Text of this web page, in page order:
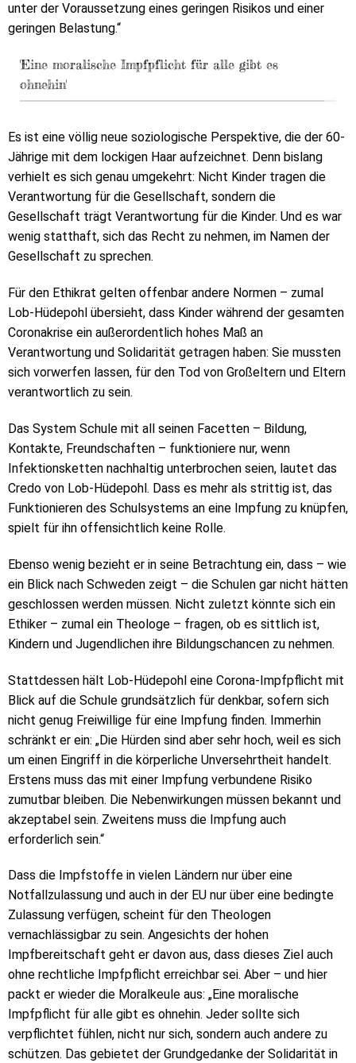
unter der Voraussetzung eines geringen Risikos und einer
geringen Belastung.“
'Eine moralische Impfpflicht für alle gibt es
ohnehin'
Es ist eine völlig neue soziologische Perspektive, die der 60-
Jährige mit dem lockigen Haar aufzeichnet. Denn bislang
verhielt es sich genau umgekehrt: Nicht Kinder tragen die
Verantwortung für die Gesellschaft, sondern die
Gesellschaft trägt Verantwortung für die Kinder. Und es war
wenig statthaft, sich das Recht zu nehmen, im Namen der
Gesellschaft zu sprechen.
Für den Ethikrat gelten offenbar andere Normen – zumal
Lob-Hüdepohl übersieht, dass Kinder während der gesamten
Coronakrise ein außerordentlich hohes Maß an
Verantwortung und Solidarität getragen haben: Sie mussten
sich vorwerfen lassen, für den Tod von Großeltern und Eltern
verantwortlich zu sein.
Das System Schule mit all seinen Facetten – Bildung,
Kontakte, Freundschaften – funktioniere nur, wenn
Infektionsketten nachhaltig unterbrochen seien, lautet das
Credo von Lob-Hüdepohl. Dass es mehr als strittig ist, das
Funktionieren des Schulsystems an eine Impfung zu knüpfen,
spielt für ihn offensichtlich keine Rolle.
Ebenso wenig bezieht er in seine Betrachtung ein, dass – wie
ein Blick nach Schweden zeigt – die Schulen gar nicht hätten
geschlossen werden müssen. Nicht zuletzt könnte sich ein
Ethiker – zumal ein Theologe – fragen, ob es sittlich ist,
Kindern und Jugendlichen ihre Bildungschancen zu nehmen.
Stattdessen hält Lob-Hüdepohl eine Corona-Impfpflicht mit
Blick auf die Schule grundsätzlich für denkbar, sofern sich
nicht genug Freiwillige für eine Impfung finden. Immerhin
schränkt er ein: „Die Hürden sind aber sehr hoch, weil es sich
um einen Eingriff in die körperliche Unversehrtheit handelt.
Erstens muss das mit einer Impfung verbundene Risiko
zumutbar bleiben. Die Nebenwirkungen müssen bekannt und
akzeptabel sein. Zweitens muss die Impfung auch
erforderlich sein.“
Dass die Impfstoffe in vielen Ländern nur über eine
Notfallzulassung und auch in der EU nur über eine bedingte
Zulassung verfügen, scheint für den Theologen
vernachlässigbar zu sein. Angesichts der hohen
Impfbereitschaft geht er davon aus, dass dieses Ziel auch
ohne rechtliche Impfpflicht erreichbar sei. Aber – und hier
packt er wieder die Moralkeule aus: „Eine moralische
Impfpflicht für alle gibt es ohnehin. Jeder sollte sich
verpflichtet fühlen, nicht nur sich, sondern auch andere zu
schützen. Das gebietet der Grundgedanke der Solidarität in